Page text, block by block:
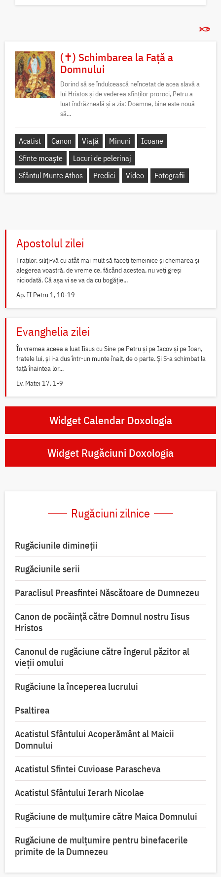
(✝) Schimbarea la Față a
Domnului
Dorind să se îndulcească neîncetat de acea slavă a
lui Hristos și de vederea sfinților proroci, Petru a
luat îndrăzneală și a zis: Doamne, bine este nouă
să...
Acatist Canon Viață Minuni
Icoane
Sfinte moaște
Locuri de pelerinaj
Sfântul Munte Athos
Predici Video Fotografii
Apostolul zilei
Fraților, siliți-vă cu atât mai mult să faceți temeinice și chemarea și
alegerea voastră, de vreme ce, făcând acestea, nu veți greși
niciodată. Că așa vi se va da cu bogăție...
Ap. II Petru 1, 10-19
Evanghelia zilei
În vremea aceea a luat Iisus cu Sine pe Petru și pe Iacov și pe Ioan,
fratele lui, și i-a dus într-un munte înalt, de o parte. Și S-a schimbat la
față înaintea lor...
Ev. Matei 17, 1-9
Widget Calendar Doxologia
Widget Rugăciuni Doxologia
Rugăciuni zilnice
Rugăciunile dimineții
Rugăciunile serii
Paraclisul Preasfintei Născătoare de Dumnezeu
Canon de pocăință către Domnul nostru Iisus
Hristos
Canonul de rugăciune către îngerul păzitor al
vieții omului
Rugăciune la începerea lucrului
Psaltirea
Acatistul Sfântului Acoperământ al Maicii
Domnului
Acatistul Sfintei Cuvioase Parascheva
Acatistul Sfântului Ierarh Nicolae
Rugăciune de mulţumire către Maica Domnului
Rugăciune de mulțumire pentru binefacerile
primite de la Dumnezeu